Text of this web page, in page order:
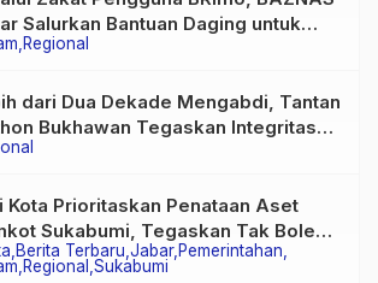
Regional
Salurkan Bantuan Daging untuk
Desa Ciririp
dari Dua Dekade Mengabdi, Tantan
Bukhawan Tegaskan Integritas
Harga Mati Wartawan
Berita Terbaru Jabar Pemerintahan
Regional Sukabumi
Kota Prioritaskan Penataan Aset
Sukabumi, Tegaskan Tak Boleh
Lagi Sengketa Lahan